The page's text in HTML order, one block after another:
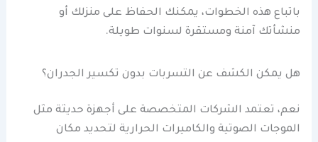
باتباع هذه الخطوات، يمكنك الحفاظ على منزلك أو
منشأتك آمنة ومستقرة لسنوات طويلة.
هل يمكن الكشف عن التسربات بدون تكسير الجدران؟
نعم، تعتمد الشركات المتخصصة على أجهزة حديثة مثل
الموجات الصوتية والكاميرات الحرارية لتحديد مكان